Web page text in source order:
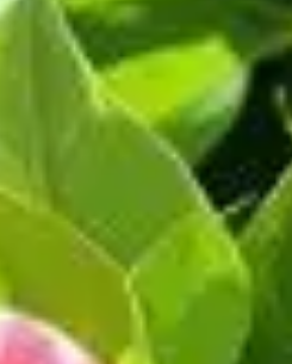
au climat
modifie les besoins en
ce qui permet
il convient d'augmenter la
pouvoir absorbant.
arrosage ou de sous-
pour détecter les signes
un manque d'eau. Ces
conserver l’humidité
aide à retenir l'humidité du sol
à l'épanouissement des fleurs.